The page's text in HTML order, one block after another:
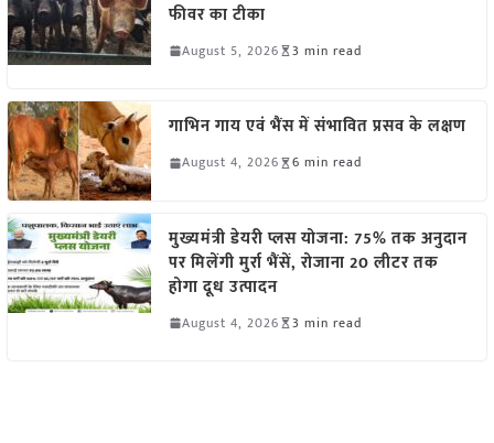
फीवर का टीका
August 5, 2026 3 min read
गाभिन गाय एवं भैंस में संभावित प्रसव के लक्षण
August 4, 2026 6 min read
मुख्यमंत्री डेयरी प्लस योजना: 75% तक अनुदान
पर मिलेंगी मुर्रा भैंसें, रोजाना 20 लीटर तक
होगा दूध उत्पादन
August 4, 2026 3 min read